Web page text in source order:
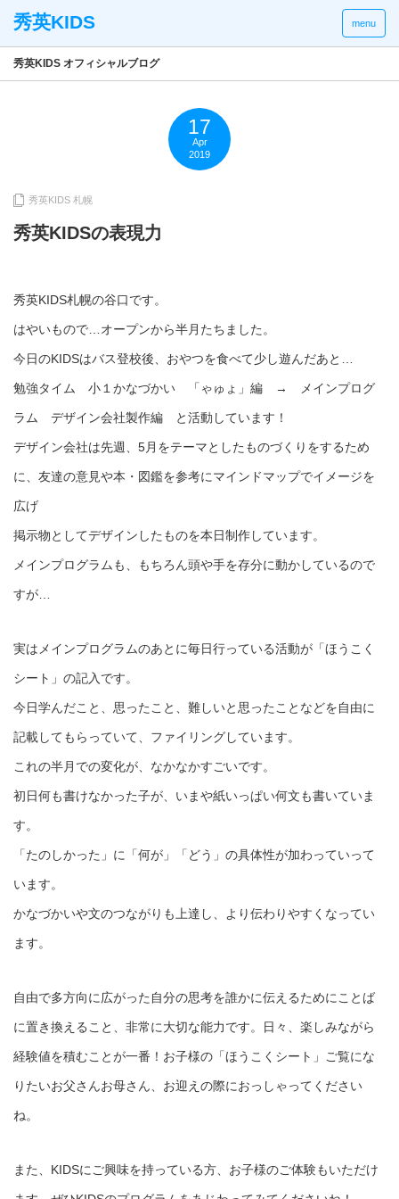
menu
秀英KIDS オフィシャルブログ
17
Apr
2019
秀英KIDS 札幌
秀英KIDSの表現力
秀英KIDS札幌の谷口です。
はやいもので…オープンから半月たちました。
今日のKIDSはバス登校後、おやつを食べて少し遊んだあと…
勉強タイム 小１かなづかい 「ゃゅょ」編 → メインプログ
ラム デザイン会社製作編 と活動しています！
デザイン会社は先週、5月をテーマとしたものづくりをするため
に、友達の意見や本・図鑑を参考にマインドマップでイメージを
広げ
掲示物としてデザインしたものを本日制作しています。
メインプログラムも、もちろん頭や手を存分に動かしているので
すが…
実はメインプログラムのあとに毎日行っている活動が「ほうこく
シート」の記入です。
今日学んだこと、思ったこと、難しいと思ったことなどを自由に
記載してもらっていて、ファイリングしています。
これの半月での変化が、なかなかすごいです。
初日何も書けなかった子が、いまや紙いっぱい何文も書いていま
す。
「たのしかった」に「何が」「どう」の具体性が加わっていって
います。
かなづかいや文のつながりも上達し、より伝わりやすくなってい
ます。
自由で多方向に広がった自分の思考を誰かに伝えるためにことば
に置き換えること、非常に大切な能力です。日々、楽しみながら
経験値を積むことが一番！お子様の「ほうこくシート」ご覧にな
りたいお父さんお母さん、お迎えの際におっしゃってください
ね。
また、KIDSにご興味を持っている方、お子様のご体験もいただけ